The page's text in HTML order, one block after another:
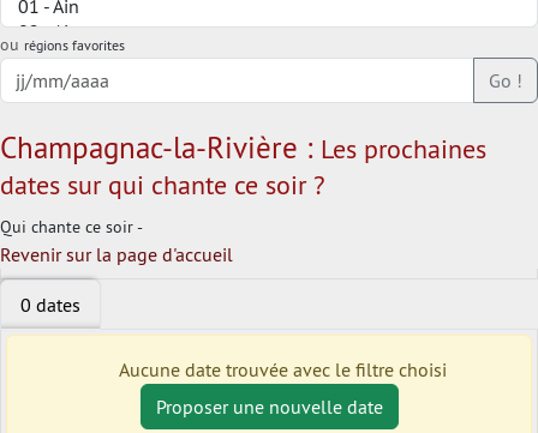
ou régions favorites
Go !
Champagnac-la-Rivière : Les prochaines
dates sur qui chante ce soir ?
Qui chante ce soir -
Revenir sur la page d'accueil
0 dates
Aucune date trouvée avec le filtre choisi
Proposer une nouvelle date